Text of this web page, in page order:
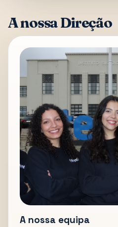
A nossa Direção
A nossa equipa